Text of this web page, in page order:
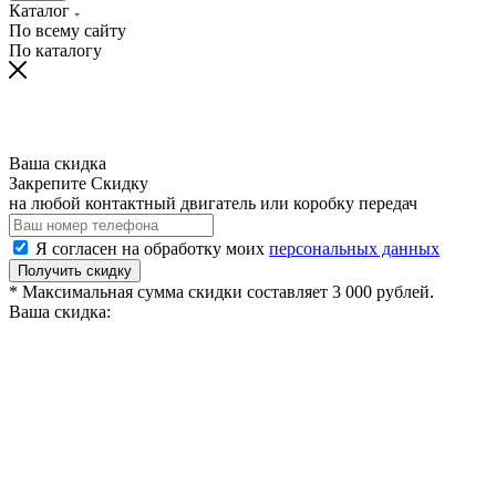
Каталог
По всему сайту
По каталогу
Ваша скидка
Закрепите Скидку
на любой контактный двигатель или коробку передач
Я согласен на обработку моих персональных данных
Получить скидку
* Максимальная сумма скидки составляет 3 000 рублей.
Ваша скидка: